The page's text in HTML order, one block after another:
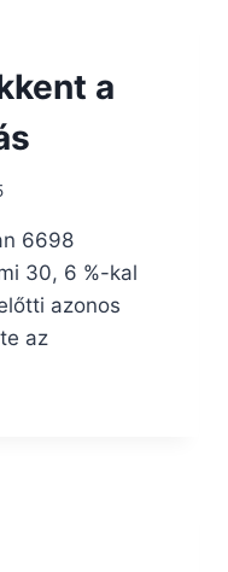
a
6698
30, 6 %-kal
azonos
az